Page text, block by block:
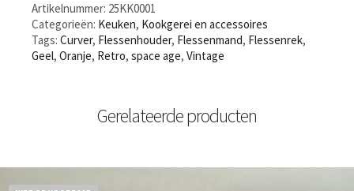
Artikelnummer: 25KK0001
Categorieën: Keuken, Kookgerei en accessoires
Tags: Curver, Flessenhouder, Flessenmand, Flessenrek,
Geel, Oranje, Retro, space age, Vintage
Gerelateerde producten